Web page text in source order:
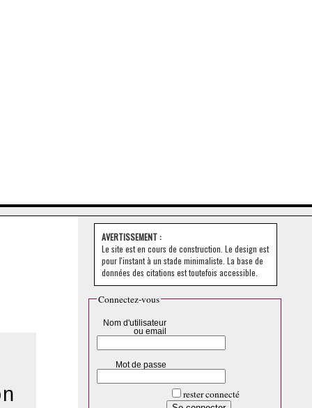
AVERTISSEMENT :
Le site est en cours de construction. Le design est
pour l'instant à un stade minimaliste. La base de
données des citations est toutefois accessible.
Connectez-vous
Nom d'utilisateur
ou email
Mot de passe
rester connecté